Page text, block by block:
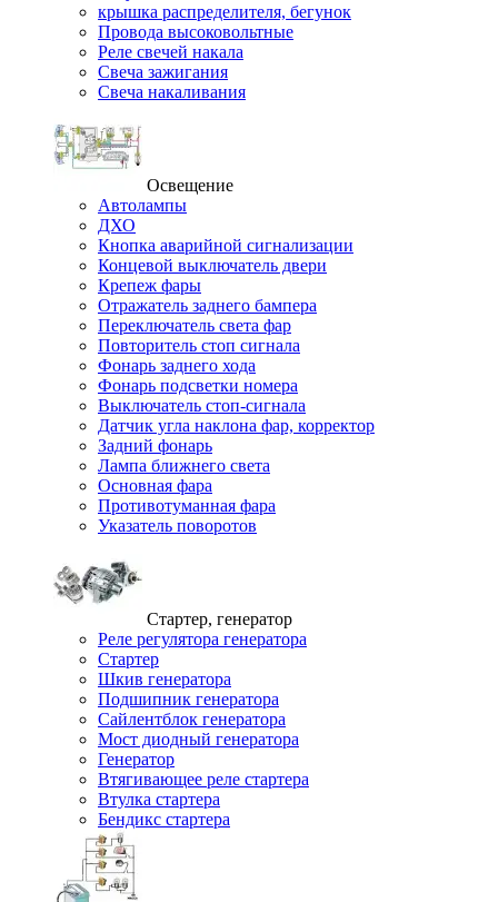
крышка распределителя, бегунок
Провода высоковольтные
Реле свечей накала
Свеча зажигания
Свеча накаливания
Освещение
Автолампы
ДХО
Кнопка аварийной сигнализации
Концевой выключатель двери
Крепеж фары
Отражатель заднего бампера
Переключатель света фар
Повторитель стоп сигнала
Фонарь заднего хода
Фонарь подсветки номера
Выключатель стоп-сигнала
Датчик угла наклона фар, корректор
Задний фонарь
Лампа ближнего света
Основная фара
Противотуманная фара
Указатель поворотов
Стартер, генератор
Реле регулятора генератора
Стартер
Шкив генератора
Подшипник генератора
Сайлентблок генератора
Мост диодный генератора
Генератор
Втягивающее реле стартера
Втулка стартера
Бендикс стартера